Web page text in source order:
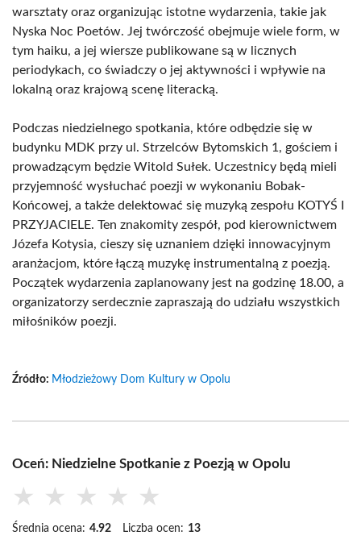
warsztaty oraz organizując istotne wydarzenia, takie jak
Nyska Noc Poetów. Jej twórczość obejmuje wiele form, w
tym haiku, a jej wiersze publikowane są w licznych
periodykach, co świadczy o jej aktywności i wpływie na
lokalną oraz krajową scenę literacką.
Podczas niedzielnego spotkania, które odbędzie się w
budynku MDK przy ul. Strzelców Bytomskich 1, gościem i
prowadzącym będzie Witold Sułek. Uczestnicy będą mieli
przyjemność wysłuchać poezji w wykonaniu Bobak-
Końcowej, a także delektować się muzyką zespołu KOTYŚ I
PRZYJACIELE. Ten znakomity zespół, pod kierownictwem
Józefa Kotysia, cieszy się uznaniem dzięki innowacyjnym
aranżacjom, które łączą muzykę instrumentalną z poezją.
Początek wydarzenia zaplanowany jest na godzinę 18.00, a
organizatorzy serdecznie zapraszają do udziału wszystkich
miłośników poezji.
Źródło: Młodzieżowy Dom Kultury w Opolu
Oceń: Niedzielne Spotkanie z Poezją w Opolu
★ ★ ★ ★ ★
Średnia ocena: 4.92 Liczba ocen: 13